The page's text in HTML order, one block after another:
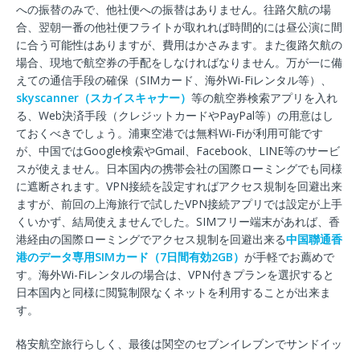
への振替のみで、他社便への振替はありません。往路欠航の場
合、翌朝一番の他社便フライトが取れれば時間的には昼公演に間
に合う可能性はありますが、費用はかさみます。また復路欠航の
場合、現地で航空券の手配をしなければなりません。万が一に備
えての通信手段の確保（SIMカード、海外Wi-Fiレンタル等）、
skyscanner（スカイスキャナー） 等の航空券検索アプリを入れ
る、Web決済手段（クレジットカードやPayPal等）の用意はし
ておくべきでしょう。浦東空港では無料Wi-Fiが利用可能です
が、中国ではGoogle検索やGmail、Facebook、LINE等のサービ
スが使えません。日本国内の携帯会社の国際ローミングでも同様
に遮断されます。VPN接続を設定すればアクセス規制を回避出来
ますが、前回の上海旅行で試したVPN接続アプリでは設定が上手
くいかず、結局使えませんでした。SIMフリー端末があれば、香
港経由の国際ローミングでアクセス規制を回避出来る中国聯通香
港のデータ専用SIMカード（7日間有効2GB） が手軽でお薦めで
す。海外Wi-Fiレンタルの場合は、VPN付きプランを選択すると
日本国内と同様に閲覧制限なくネットを利用することが出来ま
す。
格安航空旅行らしく、最後は関空のセブンイレブンでサンドイッ